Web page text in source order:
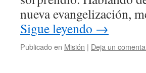
nueva evangelización,
Sigue leyendo →
Publicado en Misión | Deja un